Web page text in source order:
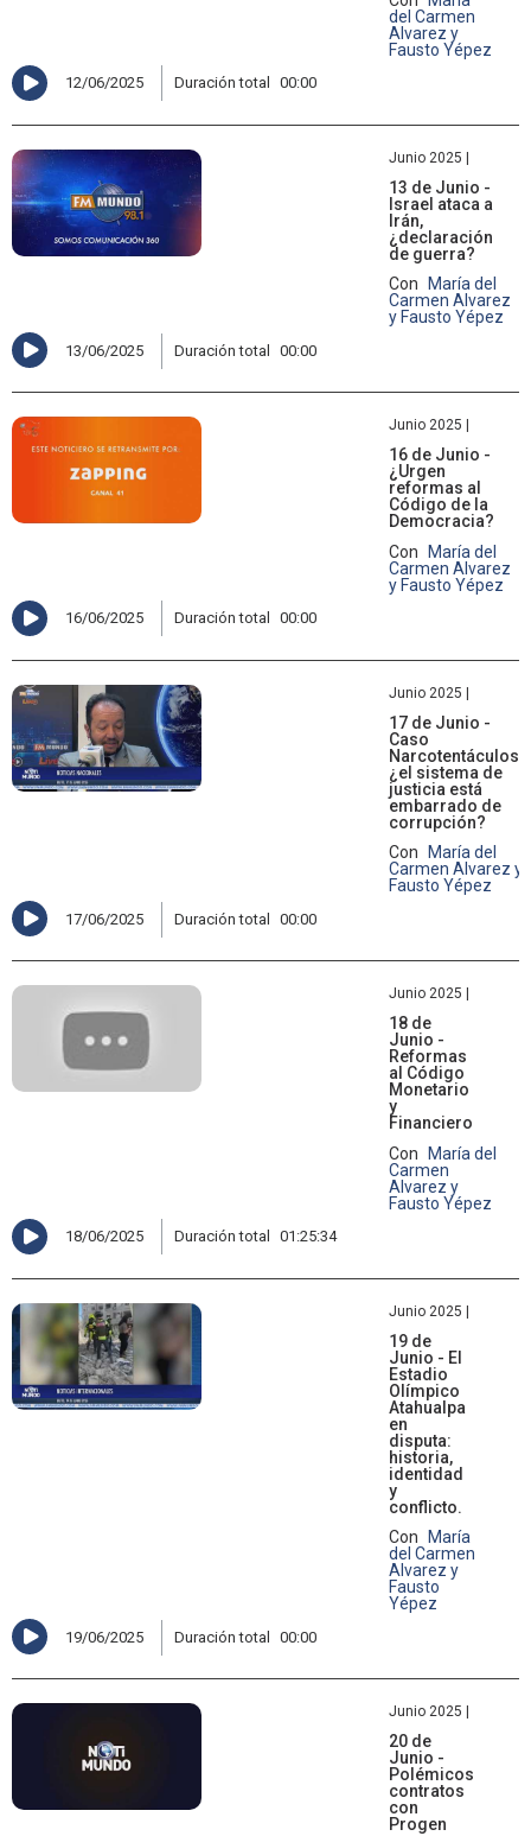
del Carmen
Alvarez y
Fausto Yépez
12/06/2025 Duración total 00:00
Junio 2025 |
13 de Junio -
Israel ataca a
Irán,
¿declaración
de guerra?
Con
María del
Carmen Alvarez
y Fausto Yépez
13/06/2025 Duración total 00:00
Junio 2025 |
16 de Junio -
¿Urgen
reformas al
Código de la
Democracia?
Con
María del
Carmen Alvarez
y Fausto Yépez
16/06/2025 Duración total 00:00
Junio 2025 |
17 de Junio -
Caso
Narcotentáculos,
¿el sistema de
justicia está
embarrado de
corrupción?
Con
María del
Carmen Alvarez y
Fausto Yépez
17/06/2025 Duración total 00:00
Junio 2025 |
18 de
Junio -
Reformas
al Código
Monetario
y
Financiero
Con
María del
Carmen
Alvarez y
Fausto Yépez
18/06/2025 Duración total 01:25:34
Junio 2025 |
19 de
Junio - El
Estadio
Olímpico
Atahualpa
en
disputa:
historia,
identidad
y
conflicto.
Con
María
del Carmen
Alvarez y
Fausto
Yépez
19/06/2025 Duración total 00:00
Junio 2025 |
20 de
Junio -
Polémicos
contratos
con
Progen